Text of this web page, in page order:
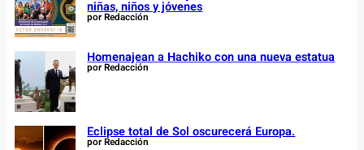
niñas, niños y jóvenes
por Redacción
Homenajean a Hachiko con una nueva estatua
por Redacción
Eclipse total de Sol oscurecerá Europa.
por Redacción